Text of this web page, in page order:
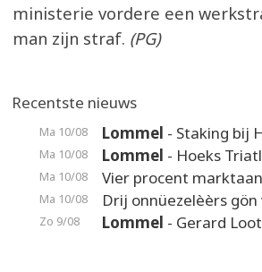
ministerie vordere een
man zijn straf. (PG)
Recentste nieuws
Ma 10/08 Lommel - Staking bij
Ma 10/08 Lommel - Hoeks
Ma 10/08 Vier procent
Ma 10/08 Drij onnüezelèèrs gön
Zo 9/08 Lommel - Gerard